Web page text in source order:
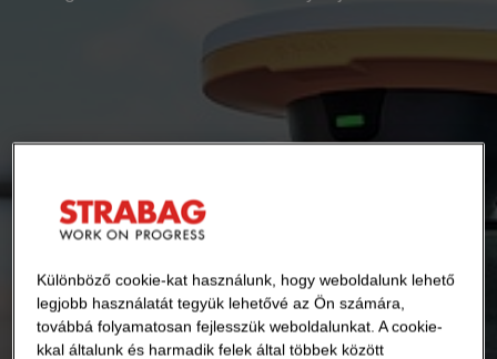
Különböző cookie-kat használunk, hogy weboldalunk lehető
legjobb használatát tegyük lehetővé az Ön számára,
továbbá folyamatosan fejlesszük weboldalunkat. A cookie-
kkal általunk és harmadik felek által többek között